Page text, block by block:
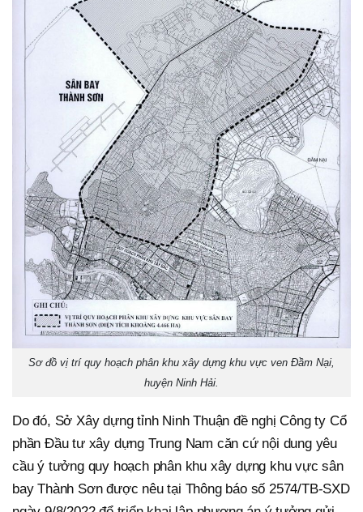
Sơ đồ vị trí quy hoạch phân khu xây dựng khu vực ven Đầm Nại,
huyện Ninh Hải.
Do đó, Sở Xây dựng tỉnh Ninh Thuận đề nghị Công ty Cổ
phần Đầu tư xây dựng Trung Nam căn cứ nội dung yêu
cầu ý tưởng quy hoạch phân khu xây dựng khu vực sân
bay Thành Sơn được nêu tại Thông báo số 2574/TB-SXD